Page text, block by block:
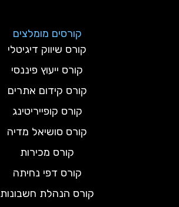
קורסים מומלצים
קורס שיווק דיגיטלי
קורס ייעוץ פיננסי
קורס קידום אתרים
קורס קופייריטינג
קורס סושיאל מדיה
קורס מכירות
קורס דפי נחיתה
קורס הנהלת חשבונות